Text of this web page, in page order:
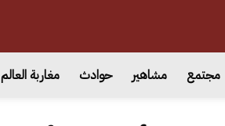
مجتمع مشاهير حوادث مغاربة العالم